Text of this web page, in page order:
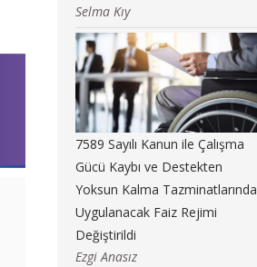
Selma Kıy
7589 Sayılı Kanun ile Çalışma
Gücü Kaybı ve Destekten
Yoksun Kalma Tazminatlarında
Uygulanacak Faiz Rejimi
Değiştirildi
Ezgi Anasız